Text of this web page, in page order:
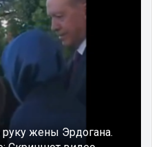
жены Эрдогана.